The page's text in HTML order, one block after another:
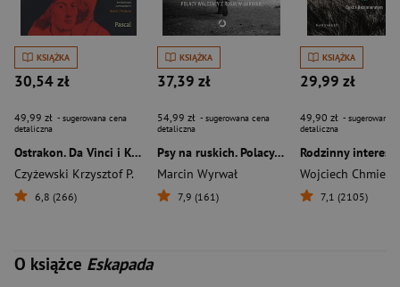
KSIĄŻKA
30,54 zł
49,99 zł - sugerowana cena
detaliczna
Ostrakon. Da Vinci i Kopernik - spotkanie, o którym Watykan wolałby zapomnieć
Czyżewski Krzysztof P.
6,8 (266)
KSIĄŻKA
37,39 zł
54,99 zł - sugerowana cena
detaliczna
Psy na ruskich. Polacy walczący z Rosją w Ukrainie
Marcin Wyrwał
7,9 (161)
KSIĄŻKA
29,99 zł
49,90 zł - sugerowana
detaliczna
Rodzinny interes
Wojciech
7,1 (2105)
O książce Eskapada